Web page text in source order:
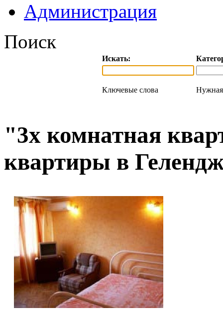
Администрация
Поиск
Искать:
Ключевые слова Нужная
"3х комнатная
квартиры в